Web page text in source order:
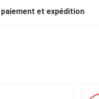
et expédition